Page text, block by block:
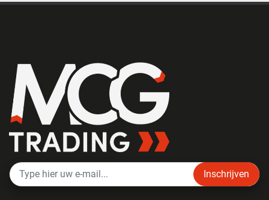
Inschrijven